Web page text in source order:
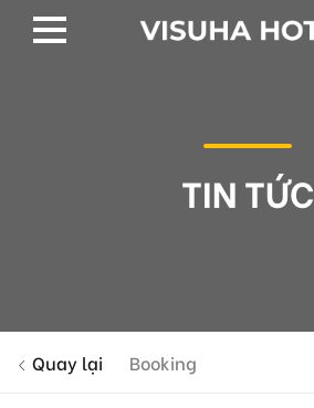
TIN TỨC
Quay lại Booking